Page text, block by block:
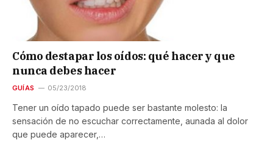
Cómo destapar los oídos: qué hacer y que
nunca debes hacer
GUÍAS 05/23/2018
Tener un oído tapado puede ser bastante molesto: la
sensación de no escuchar correctamente, aunada al dolor
que puede aparecer,…